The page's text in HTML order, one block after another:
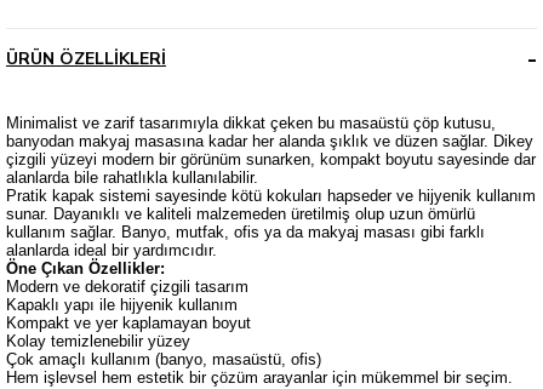
ÜRÜN ÖZELLIKLERI
Minimalist ve zarif tasarımıyla dikkat çeken bu masaüstü çöp kutusu,
banyodan makyaj masasına kadar her alanda şıklık ve düzen sağlar. Dikey
çizgili yüzeyi modern bir görünüm sunarken, kompakt boyutu sayesinde dar
alanlarda bile rahatlıkla kullanılabilir.
Pratik kapak sistemi sayesinde kötü kokuları hapseder ve hijyenik kullanım
sunar. Dayanıklı ve kaliteli malzemeden üretilmiş olup uzun ömürlü
kullanım sağlar. Banyo, mutfak, ofis ya da makyaj masası gibi farklı
alanlarda ideal bir yardımcıdır.
Öne Çıkan Özellikler:
Modern ve dekoratif çizgili tasarım
Kapaklı yapı ile hijyenik kullanım
Kompakt ve yer kaplamayan boyut
Kolay temizlenebilir yüzey
Çok amaçlı kullanım (banyo, masaüstü, ofis)
Hem işlevsel hem estetik bir çözüm arayanlar için mükemmel bir seçim.